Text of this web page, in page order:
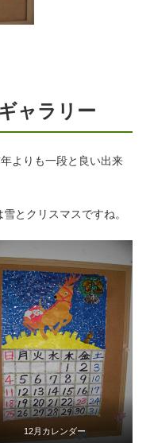
ャラリー
よりも一段と良い出来
とクリスマスですね。
12月カレンダー